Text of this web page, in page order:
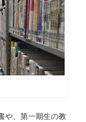
や、第一期生の教